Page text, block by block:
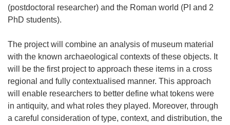
(postdoctoral researcher) and the Roman world (PI and 2
PhD students).
The project will combine an analysis of museum material
with the known archaeological contexts of these objects. It
will be the first project to approach these items in a cross
regional and fully contextualised manner. This approach
will enable researchers to better define what tokens were
in antiquity, and what roles they played. Moreover, through
a careful consideration of type, context, and distribution, the